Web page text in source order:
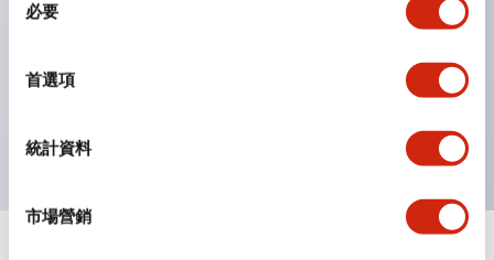
必要
首選項
統計資料
市場營銷
配備可確認接點狀態的指示燈，並提供手柄操作型、鑰匙
手柄可從6種中選擇